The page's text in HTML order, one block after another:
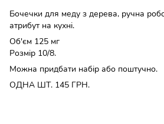
Бочечки для меду з дерева, ручна
атрибут на кухні.
Об'єм 125 мг
Розмір 10/8.
Можна придбати набір або поштучно.
ОДНА ШТ. 145 ГРН.